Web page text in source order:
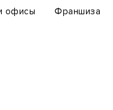
офисы Франшиза